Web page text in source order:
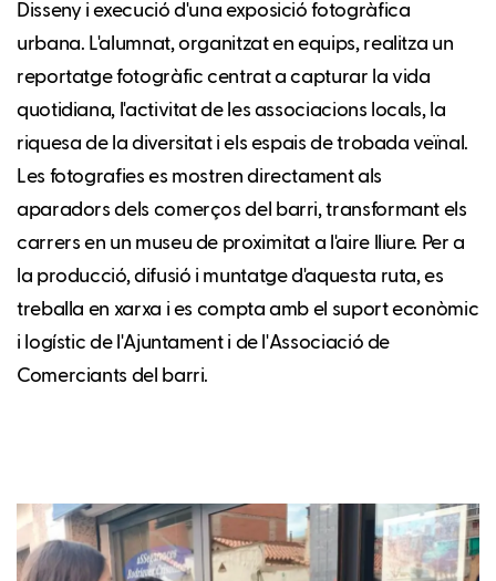
Disseny i execució d'una exposició fotogràfica
urbana. L'alumnat, organitzat en equips, realitza un
reportatge fotogràfic centrat a capturar la vida
quotidiana, l'activitat de les associacions locals, la
riquesa de la diversitat i els espais de trobada veïnal.
Les fotografies es mostren directament als
aparadors dels comerços del barri, transformant els
carrers en un museu de proximitat a l'aire lliure. Per a
la producció, difusió i muntatge d'aquesta ruta, es
treballa en xarxa i es compta amb el suport econòmic
i logístic de l'Ajuntament i de l'Associació de
Comerciants del barri.